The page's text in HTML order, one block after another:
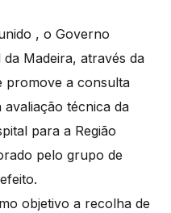
, o Governo
Madeira, através da
promove a consulta
avaliação técnica da
para a Região
pelo grupo de
objetivo a recolha de